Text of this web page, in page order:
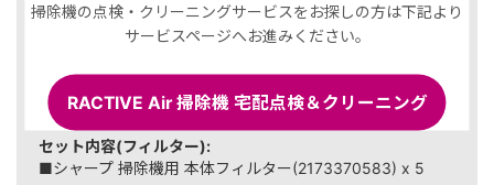
選択した商品
■シャープ 交換用バッテリー（リチウムイオン電池）
(2179320036) x 1
セット内容(フィルター):
■シャープ 掃除機用 本体フィルター(2173370583) x 5
掃除機の点検・クリーニングサービスをお探しの方は下記より
サービスページへお進みください。
RACTIVE Air 掃除機 宅配点検＆クリーニング